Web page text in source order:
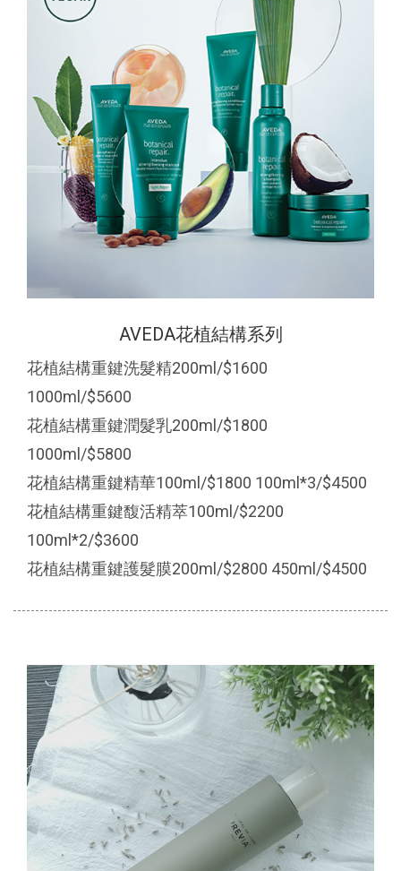
AVEDA花植結構系列
花植結構重鍵洗髮精200ml/$1600
1000ml/$5600
花植結構重鍵潤髮乳200ml/$1800
1000ml/$5800
花植結構重鍵精華100ml/$1800 100ml*3/$4500
花植結構重鍵馥活精萃100ml/$2200
100ml*2/$3600
花植結構重鍵護髮膜200ml/$2800 450ml/$4500